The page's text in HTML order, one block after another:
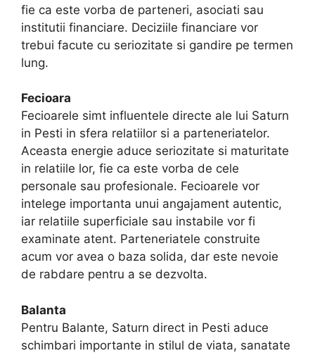
fie ca este vorba de parteneri, asociati sau
institutii financiare. Deciziile financiare vor
trebui facute cu seriozitate si gandire pe termen
lung.
Fecioara
Fecioarele simt influentele directe ale lui Saturn
in Pesti in sfera relatiilor si a parteneriatelor.
Aceasta energie aduce seriozitate si maturitate
in relatiile lor, fie ca este vorba de cele
personale sau profesionale. Fecioarele vor
intelege importanta unui angajament autentic,
iar relatiile superficiale sau instabile vor fi
examinate atent. Parteneriatele construite
acum vor avea o baza solida, dar este nevoie
de rabdare pentru a se dezvolta.
Balanta
Pentru Balante, Saturn direct in Pesti aduce
schimbari importante in stilul de viata, sanatate